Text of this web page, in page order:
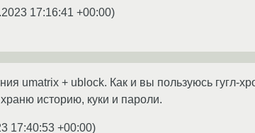
17:16:41 +00:00)
umatrix + ublock. Как и вы пользуюсь гугл-
историю, куки и пароли.
17:40:53 +00:00)